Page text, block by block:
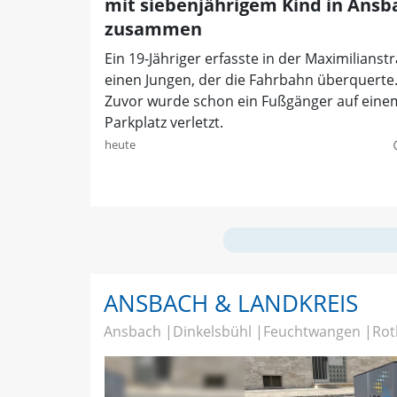
mit siebenjährigem Kind in
zusammen
Ein 19-Jähriger erfasste in der
einen Jungen, der die Fahrbahn überquerte.
Zuvor wurde schon ein Fußgänger auf
Parkplatz verletzt.
heute
ANSBACH & LANDKREIS
Ansbach Dinkelsbühl Feuchtwangen